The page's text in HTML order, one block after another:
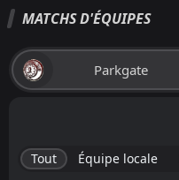
MATCHS D'ÉQUIPES
Parkgate
Tout Équipe locale